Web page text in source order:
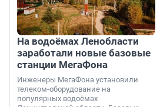
На водоёмах Ленобласти
заработали новые базовые
станции МегаФона
Инженеры МегаФона установили
телеком-оборудование на
популярных водоёмах